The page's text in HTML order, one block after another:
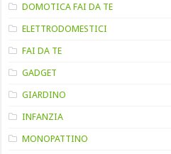
DOMOTICA FAI DA TE
ELETTRODOMESTICI
FAI DA TE
GADGET
GIARDINO
INFANZIA
MONOPATTINO